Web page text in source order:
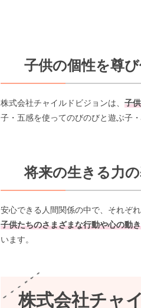
子供の個性を尊
株式会社チャイルドビジョンは、 子
子・五感を使ってのびのびと遊ぶ子
将来の生きる力
安心できる人間関係の中で、それぞ
子供たちのさまざまな行動や心の動
います。
株式会社チャ